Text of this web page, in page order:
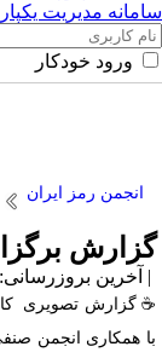
مدیریت
ورود خودکار
انجمن رمز ایران
بروزرسانی: ۱۴۰۴/۷/۲۲ |
گزارش تصویری
همکاری انجمن صنفی